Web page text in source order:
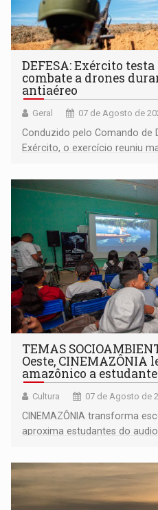
DEFESA: Exército
combate a drones
antiaéreo
Geral 07 de Agosto de
Conduzido pelo Comando de
Exército, o exercício reuniu
TEMAS
Oeste, CINEMAZÔNIA
amazônico a
Cultura 07 de Agosto de
CINEMAZÔNIA transforma
aproxima estudantes do